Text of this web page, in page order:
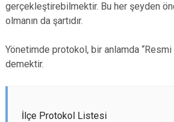
gerçekleştirebilmektir. Bu her şeyden
olmanın da şartıdır.
Yönetimde protokol, bir anlamda “Resmi
demektir.
İlçe Protokol Listesi